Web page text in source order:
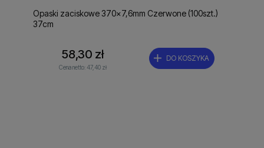
Opaski zaciskowe 370x7,6mm Czerwone (100szt.)
37cm
58,30 zł
Cena netto:47,40 zł
DO KOSZYKA